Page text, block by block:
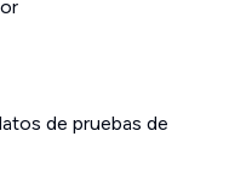
de pruebas de